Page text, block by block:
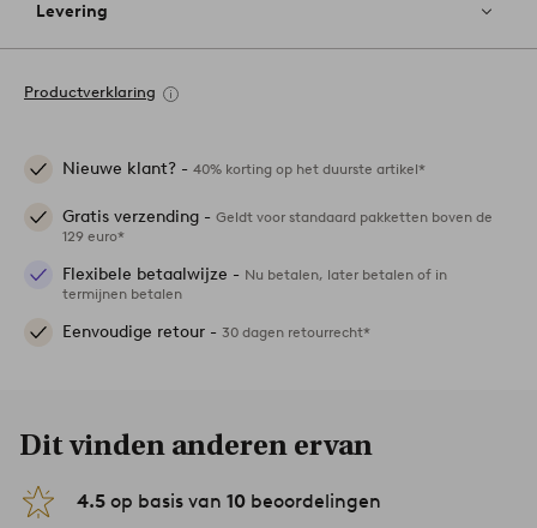
Levering
Productverklaring
Nieuwe klant? - 40% korting op het duurste artikel*
Gratis verzending - Geldt voor standaard pakketten boven de
129 euro*
Flexibele betaalwijze - Nu betalen, later betalen of in
termijnen betalen
Eenvoudige retour - 30 dagen retourrecht*
Dit vinden anderen ervan
4.5 op basis van 10 beoordelingen